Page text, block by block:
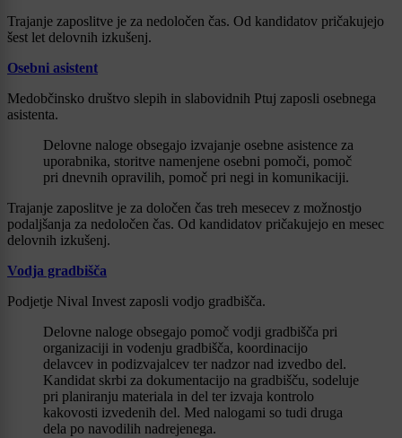
Trajanje zaposlitve je za nedoločen čas. Od kandidatov pričakujejo
šest let delovnih izkušenj.
Osebni asistent
Medobčinsko društvo slepih in slabovidnih Ptuj zaposli osebnega
asistenta.
Delovne naloge obsegajo izvajanje osebne asistence za
uporabnika, storitve namenjene osebni pomoči, pomoč
pri dnevnih opravilih, pomoč pri negi in komunikaciji.
Trajanje zaposlitve je za določen čas treh mesecev z možnostjo
podaljšanja za nedoločen čas. Od kandidatov pričakujejo en mesec
delovnih izkušenj.
Vodja gradbišča
Podjetje Nival Invest zaposli vodjo gradbišča.
Delovne naloge obsegajo pomoč vodji gradbišča pri
organizaciji in vodenju gradbišča, koordinacijo
delavcev in podizvajalcev ter nadzor nad izvedbo del.
Kandidat skrbi za dokumentacijo na gradbišču, sodeluje
pri planiranju materiala in del ter izvaja kontrolo
kakovosti izvedenih del. Med nalogami so tudi druga
dela po navodilih nadrejenega.